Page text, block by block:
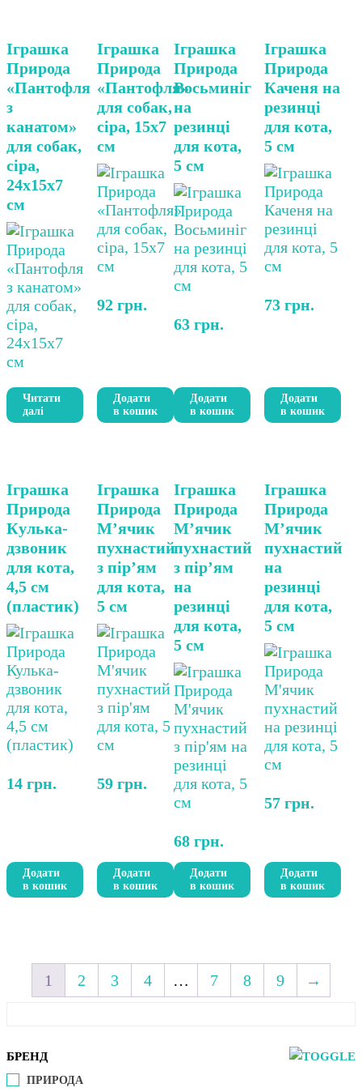
Іграшка
Природа
«Пантофля
з
канатом»
для собак,
сіра,
24х15х7
см
Читати
далі
Іграшка
Природа
«Пантофля»
для собак,
сіра, 15х7
см
92 грн.
Додати
в кошик
Іграшка
Природа
Восьминіг
на
резинці
для кота,
5 см
63 грн.
Додати
в кошик
Іграшка
Природа
Каченя на
резинці
для кота,
5 см
73 грн.
Додати
в кошик
Іграшка
Природа
Кулька-
дзвоник
для кота,
4,5 см
(пластик)
14 грн.
Додати
в кошик
Іграшка
Природа
М’ячик
пухнастий
з пір’ям
для кота,
5 см
59 грн.
Додати
в кошик
Іграшка
Природа
М’ячик
пухнастий
з пір’ям
на
резинці
для кота,
5 см
68 грн.
Додати
в кошик
Іграшка
Природа
М’ячик
пухнастий
на
резинці
для кота,
5 см
57 грн.
Додати
в кошик
1 2 3 4 … 7 8 9 →
БРЕНД
ПРИРОДА